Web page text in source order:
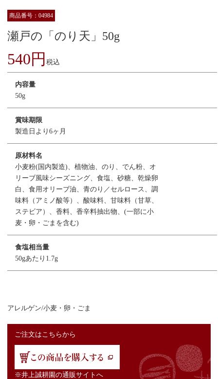
商品番号：04984
瀬戸の「のり天」50g
540円 税込
内容量
50g
賞味期限
製造日より6ヶ月
原材料名
小麦粉(国内製造)、植物油、のり、でん粉、オ
リーブ風味シーズニング、食塩、砂糖、乾燥卵
白、食用オリーブ油、青のり／セルロース、調
味料（アミノ酸等）、酸味料、甘味料（甘草、
ステビア）、香料、香辛料抽出物、(一部に小
麦・卵・ごまを含む)
食塩相当量
50gあたり1.7g
アレルゲン/小麦・卵・ごま
ご注文はこちらから
※井上誠耕園の通販サイトへ